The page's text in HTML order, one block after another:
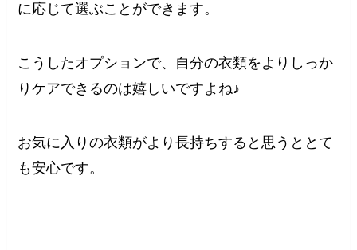
に応じて選ぶことができます。
こうしたオプションで、自分の衣類をよりしっか
りケアできるのは嬉しいですよね♪
お気に入りの衣類がより長持ちすると思うととて
も安心です。